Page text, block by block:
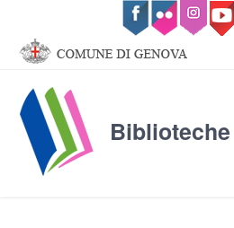
Salta al contenuto principale